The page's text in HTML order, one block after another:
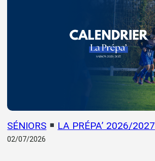
SÉNIORS LA PRÉPA’ 2026/2027
02/07/2026